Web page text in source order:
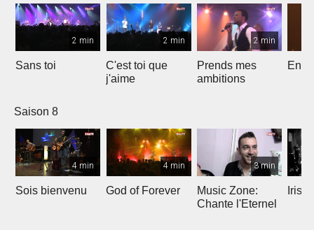
2 min
Sans toi
2 min
C'est toi que
j'aime
2 min
Prends mes
ambitions
Saison 8
4 min
Sois bienvenu
4 min
God of Forever
3 min
Music Zone:
Chante l'Eternel
Irish